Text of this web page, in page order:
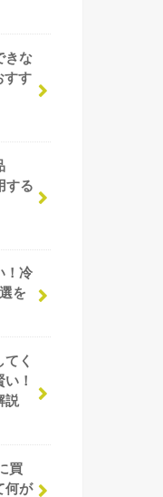
きな
すす
する
！冷
を
く
！
説
買
何が